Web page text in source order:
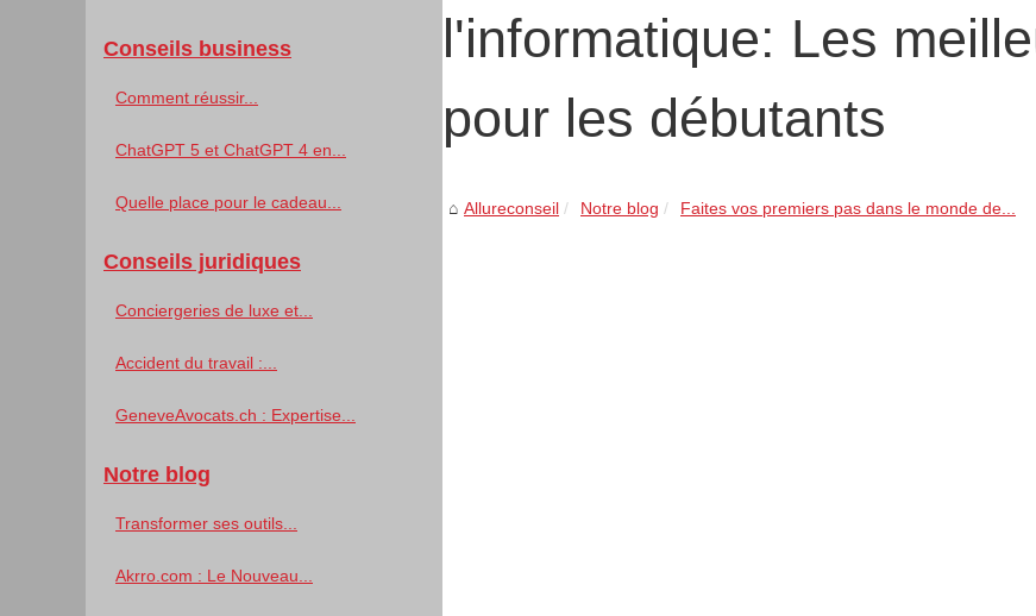
l'informatique: Les
pour les débutants
Allureconseil Notre blog Faites vos premiers pas dans le monde de...
Conseils business
Comment réussir...
ChatGPT 5 et ChatGPT 4 en...
Quelle place pour le cadeau...
Conseils juridiques
Conciergeries de luxe et...
Accident du travail :...
GeneveAvocats.ch : Expertise...
Notre blog
Transformer ses outils...
Akrro.com : Le Nouveau...